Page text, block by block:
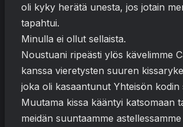
oli kyky herätä unesta, jos jotain
tapahtui.
Minulla ei ollut sellaista.
Noustuani ripeästi ylös kävelimme
kanssa vieretysten suuren
joka oli kasaantunut Yhteisön kodin
Muutama kissa kääntyi katsomaan
meidän suuntaamme